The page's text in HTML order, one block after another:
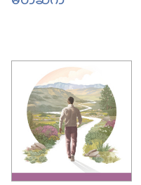
ရွေးချယ်
စရာ
များ
ပျော်
စရာ
ဘဝ
ရွေးချယ်
စရာ
များ
ပျော်
စရာ
ဘဝ
ထာဝရ
စံစား
ကြ​
—
ကျမ်းစာ
သင်ခန်းစာ